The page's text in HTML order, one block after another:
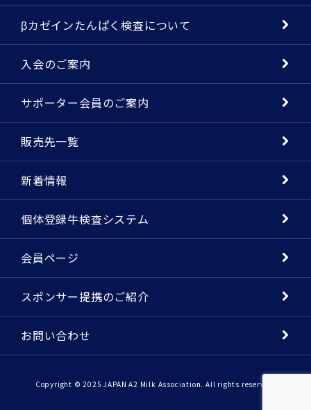
βカゼインたんぱく検査について
入会のご案内
サポーター会員のご案内
販売先一覧
新着情報
個体登録牛検査システム
会員ページ
スポンサー提携のご紹介
お問い合わせ
Copyright © 2025 JAPAN A2 Milk Association. All rights reserved.